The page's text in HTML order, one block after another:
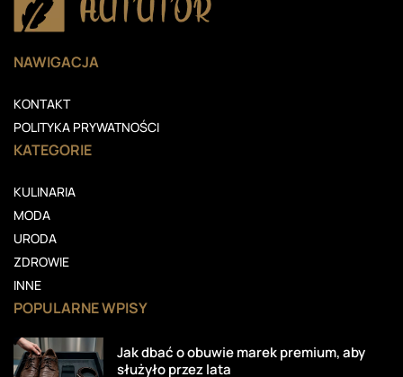
NAWIGACJA
KONTAKT
POLITYKA PRYWATNOŚCI
KATEGORIE
KULINARIA
MODA
URODA
ZDROWIE
INNE
POPULARNE WPISY
Jak dbać o obuwie marek premium, aby
służyło przez lata